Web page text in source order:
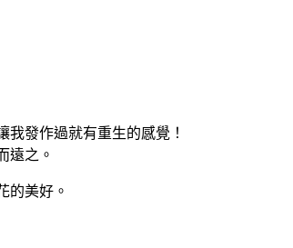
發作過就有重生的感覺！
遠之。
的美好。